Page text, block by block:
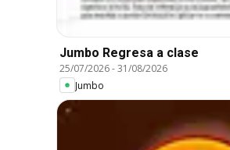
Jumbo Regresa a clase
25/07/2026-31/08/2026
Jumbo